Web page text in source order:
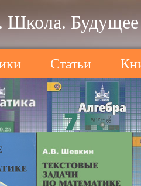
Школа. Будущее
Статьи